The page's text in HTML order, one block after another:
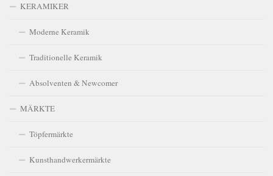
KERAMIKER
Moderne Keramik
Traditionelle Keramik
Absolventen & Newcomer
MÄRKTE
Töpfermärkte
Kunsthandwerkermärkte